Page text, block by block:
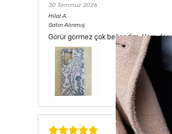
30 Temmuz 2026
Hilal A.
Satın Alınmış
Görür görmez çok beğendim. Hem